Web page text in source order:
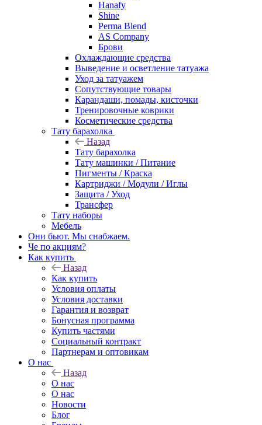
Hanafy
Shine
Perma Blend
AS Company
Брови
Охлаждающие средства
Выведение и осветление татуажа
Уход за татуажем
Сопутствующие товары
Карандаши, помады, кисточки
Тренировочные коврики
Косметические средства
Тату барахолка
Назад
Тату барахолка
Тату машинки / Питание
Пигменты / Краска
Картриджи / Модули / Иглы
Защита / Уход
Трансфер
Тату наборы
Мебель
Они бьют. Мы снабжаем.
Че по акциям?
Как купить
Назад
Как купить
Условия оплаты
Условия доставки
Гарантия и возврат
Бонусная программа
Купить частями
Социальный контракт
Партнерам и оптовикам
О нас
Назад
О нас
О нас
Новости
Блог